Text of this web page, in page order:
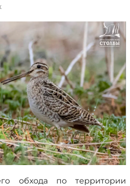
обхода по территории